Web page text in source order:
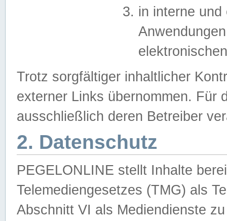
in interne
Trotz sorgfältiger inhaltlicher
externer Links übernommen. Für
ausschließlich deren Betreiber
2. Datenschutz
PEGELONLINE stellt Inhalte
Telemediengesetzes (TMG) als
Abschnitt VI als Mediendienste